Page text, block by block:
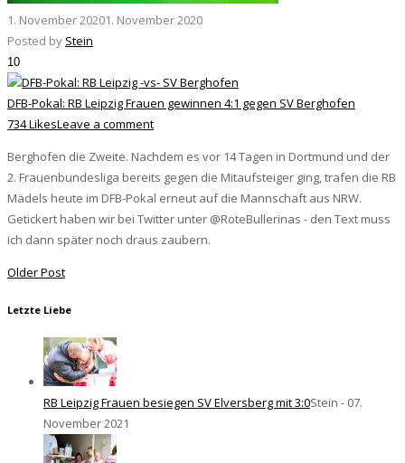
1. November 20201. November 2020
Posted by Stein
10
DFB-Pokal: RB Leipzig Frauen gewinnen 4:1 gegen SV Berghofen
734 LikesLeave a comment
Berghofen die Zweite. Nachdem es vor 14 Tagen in Dortmund und der
2. Frauenbundesliga bereits gegen die Mitaufsteiger ging, trafen die RB
Mädels heute im DFB-Pokal erneut auf die Mannschaft aus NRW.
Getickert haben wir bei Twitter unter @RoteBullerinas - den Text muss
ich dann später noch draus zaubern.
Older Post
Letzte Liebe
RB Leipzig Frauen besiegen SV Elversberg mit 3:0Stein - 07.
November 2021